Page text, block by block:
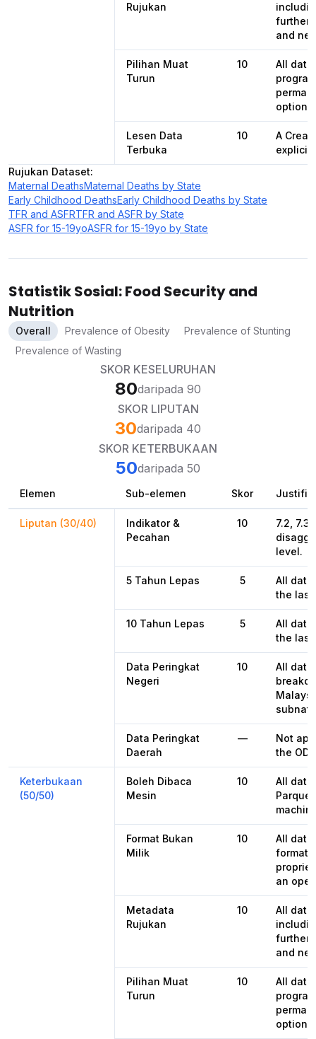
Rujukan
further
and
Pilihan Muat
Turun
10
All data
options
Lesen Data
Terbuka
10
A
Rujukan Dataset:
Maternal DeathsMaternal Deaths by State
Early Childhood DeathsEarly Childhood Deaths by State
TFR and ASFRTFR and ASFR by State
ASFR for 15-19yoASFR for 15-19yo by State
Statistik Sosial: Food Security and
Nutrition
Overall Prevalence of Obesity
Prevalence of Stunting
Prevalence of Wasting
SKOR KESELURUHAN
80daripada 90
SKOR LIPUTAN
30daripada 40
SKOR KETERBUKAAN
50daripada 50
Elemen Sub-elemen Skor
Liputan (30/40)
Indikator &
Pecahan
10
7.2,
level.
5 Tahun Lepas 5
All
the last
10 Tahun Lepas 5
All
the last
Data Peringkat
Negeri
10
All
Data Peringkat
Daerah
—
Not
the
Keterbukaan
(50/50)
Boleh Dibaca
Mesin
10
All data
Format Bukan
Milik
10
All data
format,
an
Metadata
Rujukan
10
All
further
and
Pilihan Muat
Turun
10
All data
options